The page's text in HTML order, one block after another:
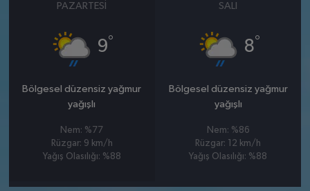
PAZARTESI
9°
Bölgesel düzensiz yağmur
yağışlı
Nem: %77
Rüzgar: 9 km/h
Yağış Olasılığı: %88
SALI
8°
Bölgesel düzensiz yağmur
yağışlı
Nem: %86
Rüzgar: 12 km/h
Yağış Olasılığı: %88